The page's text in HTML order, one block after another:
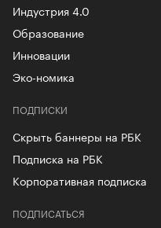
Индустрия 4.0
Образование
Инновации
Эко-номика
ПОДПИСКИ
Скрыть баннеры на РБК
Подписка на РБК
Корпоративная подписка
ПОДПИСАТЬСЯ